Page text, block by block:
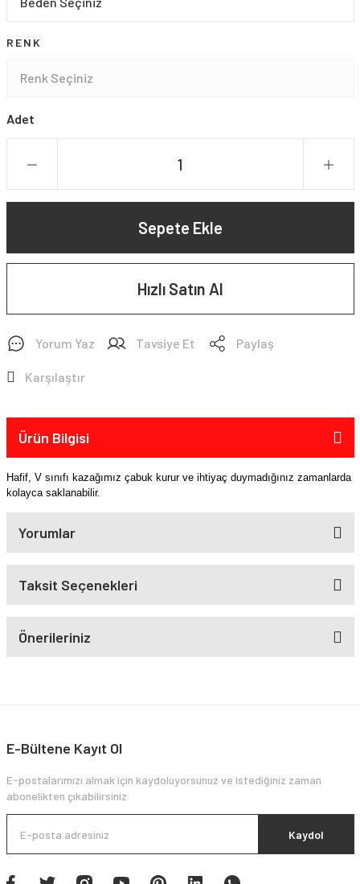
RENK
Adet
Sepete Ekle
Hızlı Satın Al
Yorum Yaz Tavsiye Et Paylaş
Karşılaştır
Ürün Bilgisi
Hafif, V sınıfı kazağımız çabuk kurur ve ihtiyaç duymadığınız zamanlarda
kolayca saklanabilir.
Yorumlar
Taksit Seçenekleri
Önerileriniz
E-Bültene Kayıt Ol
E-postalarımızı almak için kaydoluyorsunuz ve istediğiniz zaman
abonelikten çıkabilirsiniz.
Kaydol